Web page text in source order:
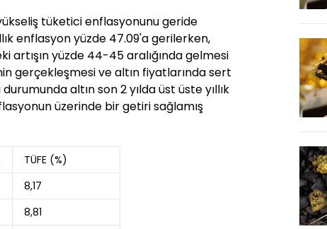
tüketici enflasyonunu geride
enflasyon yüzde 47.09'a gerilerken,
artışın yüzde 44-45 aralığında gelmesi
gerçekleşmesi ve altın fiyatlarında sert
altın son 2 yılda üst üste yıllık
üzerinde bir getiri sağlamış
TÜFE (%)
8,17
8,81